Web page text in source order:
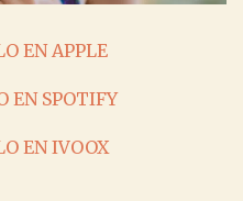
EN APPLE
EN SPOTIFY
EN IVOOX